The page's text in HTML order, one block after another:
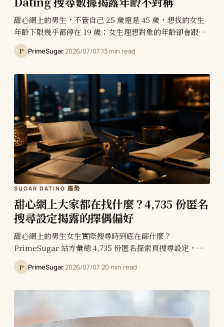
甜心網上的男生，不管自己 25 歲還是 45 歲，想找的女生
年齡下限幾乎都停在 19 歲；女生理想對象的年齡卻會跟著
自己一起提高。PrimeSugar 分析站內搜尋設定，揭露
「男看天花板、女看地板」的擇偶差異。
P PrimeSugar·2026/07/07·13 min read
SUGAR DATING 趨勢
甜心網上大家都在找什麼？4,735 份匿名
搜尋設定揭露的擇偶偏好
甜心網上的男生女生實際搜尋時到底在篩什麼？
PrimeSugar 站方彙總 4,735 份匿名探索頁搜尋設定，發
現地點是壓倒性第一條件、男生用年齡上限篩而女生用下限
篩、女生偏月結男生偏單次。這是第一份用「實際篩選行
P PrimeSugar·2026/07/07·20 min read